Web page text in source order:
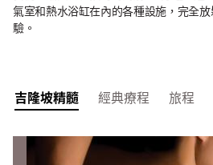
氣室和熱水浴缸在內的各種設施，完全
驗。
吉隆坡精髓 經典療程 旅程